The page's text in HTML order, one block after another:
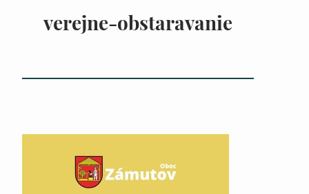
verejne-obstaravanie